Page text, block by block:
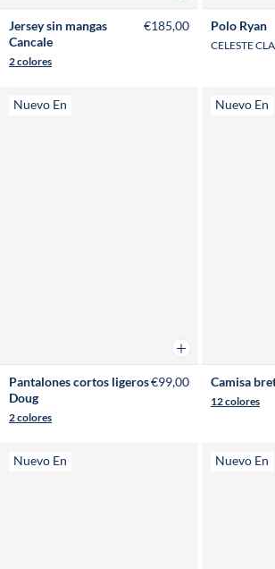
Jersey sin mangas
Cancale
2 colores
€185,00 Polo Ryan
CELESTE
Nuevo En
Añadir a la cesta
Pantalones cortos ligeros
Doug
2 colores
€99,00
Nuevo En
Camisa
12 colores
Nuevo En Nuevo En